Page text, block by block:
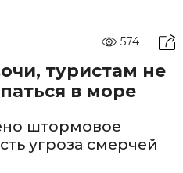
574
туристам не
в море
штормовое
угроза смерчей